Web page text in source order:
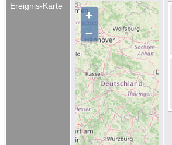
Ereignis-Karte
+
–